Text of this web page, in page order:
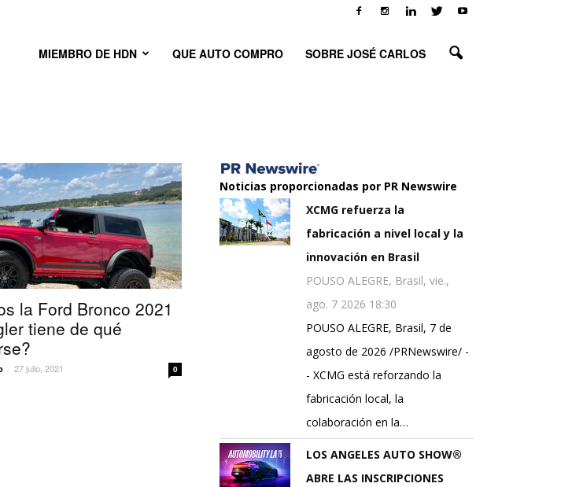
MIEMBRO DE HDN QUE AUTO COMPRO SOBRE JOSÉ CARLOS
la Ford Bronco 2021
tiene de qué
- 27 julio, 2021 0
Noticias proporcionadas por PR Newswire
XCMG refuerza la
fabricación a nivel local y la
innovación en Brasil
POUSO ALEGRE, Brasil, vie.,
ago. 7 2026 18:30
POUSO ALEGRE, Brasil, 7 de
agosto de 2026 /PRNewswire/ -
- XCMG está reforzando la
fabricación local, la
colaboración en la…
LOS ANGELES AUTO SHOW®
ABRE LAS INSCRIPCIONES